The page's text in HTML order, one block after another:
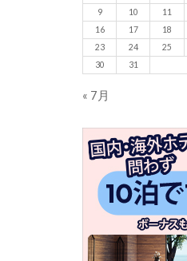
9
10 11
16
17 18
23
24 25
30
31
« 7月